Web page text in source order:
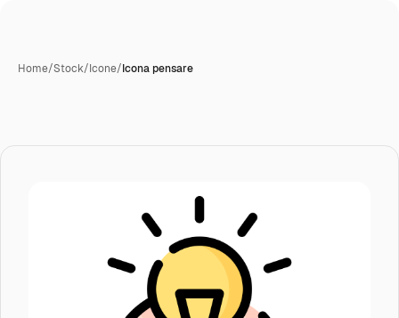
Home/Stock/Icone/Icona pensare